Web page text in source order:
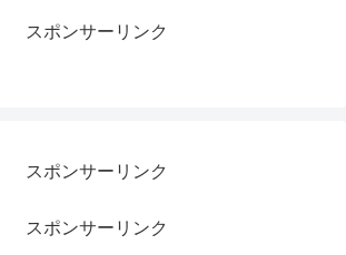
スポンサーリンク
スポンサーリンク
スポンサーリンク